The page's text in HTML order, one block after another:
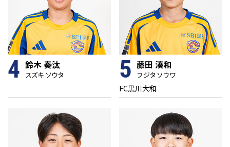
鈴木 奏汰
スズキ ソウタ
4 藤田 湊和
フジタ ソウワ
5
FC黒川大和